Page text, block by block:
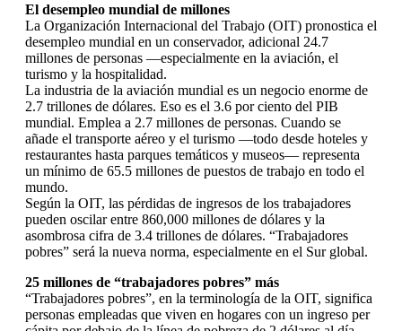
El desempleo mundial de millones
La Organización Internacional del Trabajo (OIT) pronostica el
desempleo mundial en un conservador, adicional 24.7
millones de personas —especialmente en la aviación, el
turismo y la hospitalidad.
La industria de la aviación mundial es un negocio enorme de
2.7 trillones de dólares. Eso es el 3.6 por ciento del PIB
mundial. Emplea a 2.7 millones de personas. Cuando se
añade el transporte aéreo y el turismo —todo desde hoteles y
restaurantes hasta parques temáticos y museos— representa
un mínimo de 65.5 millones de puestos de trabajo en todo el
mundo.
Según la OIT, las pérdidas de ingresos de los trabajadores
pueden oscilar entre 860,000 millones de dólares y la
asombrosa cifra de 3.4 trillones de dólares. “Trabajadores
pobres” será la nueva norma, especialmente en el Sur global.
25 millones de “trabajadores pobres” más
“Trabajadores pobres”, en la terminología de la OIT, significa
personas empleadas que viven en hogares con un ingreso per